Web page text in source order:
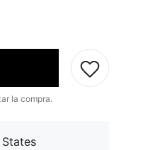
la compra.